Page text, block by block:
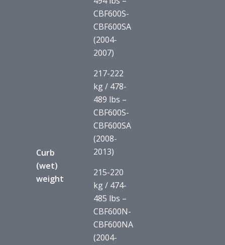
Curb
(wet)
weight
CBF600S-
CBF600SA
(2004-
2007)
217-222
kg / 478-
489 lbs –
CBF600S-
CBF600SA
(2008-
2013)
215-220
kg / 474-
485 lbs –
CBF600N-
CBF600NA
(2004-